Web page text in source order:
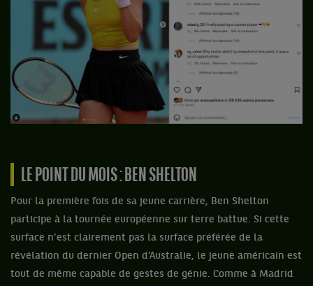
LE POINT DU MOIS : BEN SHELTON
Pour la première fois de sa jeune carrière, Ben Shelton
participe à la tournée européenne sur terre battue. Si cette
surface n’est clairement pas la surface préférée de la
révélation du dernier Open d’Australie, le jeune américain est
tout de même capable de gestes de génie. Comme à Madrid